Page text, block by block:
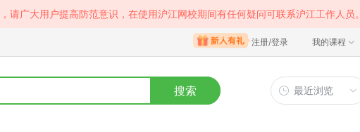
广大用户提高防范意识，在使用沪江网校期间有任何疑问可联系沪江工作人员。
注册/登录 我的课程
搜索 最近浏览